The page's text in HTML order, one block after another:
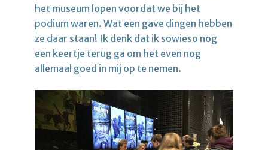
het museum lopen voordat we bij het
podium waren. Wat een gave dingen hebben
ze daar staan! Ik denk dat ik sowieso nog
een keertje terug ga om het even nog
allemaal goed in mij op te nemen.